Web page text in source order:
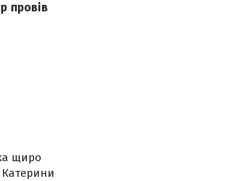
провів
щиро
Катерини